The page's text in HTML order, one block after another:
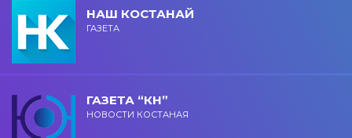
НАШ КОСТАНАЙ
ГАЗЕТА
ГАЗЕТА “КН”
НОВОСТИ КОСТАНАЯ